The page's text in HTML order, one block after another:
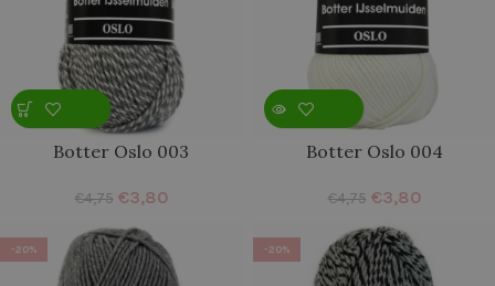
Botter Oslo 003
€4,75 €3,80
Botter Oslo 004
€4,75 €3,80
-20% -20%